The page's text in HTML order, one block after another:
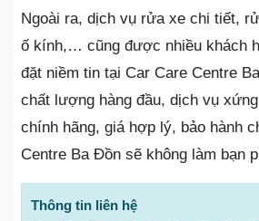
Ngoài ra, dịch vụ rửa xe chi tiết,
ố kính,… cũng được nhiều khách
đặt niềm tin tại Car Care Centre
chất lượng hàng đầu, dịch vụ
chính hãng, giá hợp lý, bảo hành
Centre Ba Đồn sẽ không làm bạn
Thông tin liên hệ